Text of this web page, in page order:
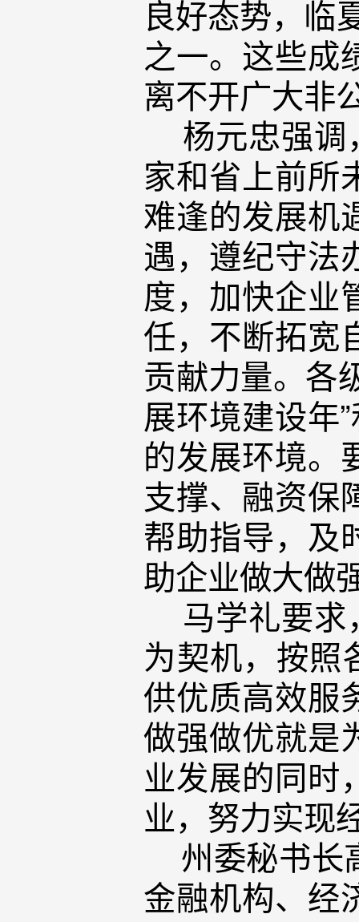
良好态势，临
之一。这些成
离不开广大非
杨元忠强调
家和省上前所
难逢的发展机
遇，遵纪守法
度，加快企业
任，不断拓宽
贡献力量。各
展环境建设年
的发展环境。
支撑、融资保
帮助指导，及
助企业做大做
马学礼要求
为契机，按照
供优质高效服
做强做优就是
业发展的同时
业，努力实现
州委秘书长
金融机构、经